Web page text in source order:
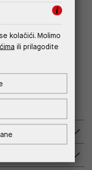
kolačići. Molimo
ili prilagodite